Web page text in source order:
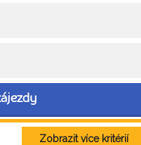
Zobrazit více kritérií